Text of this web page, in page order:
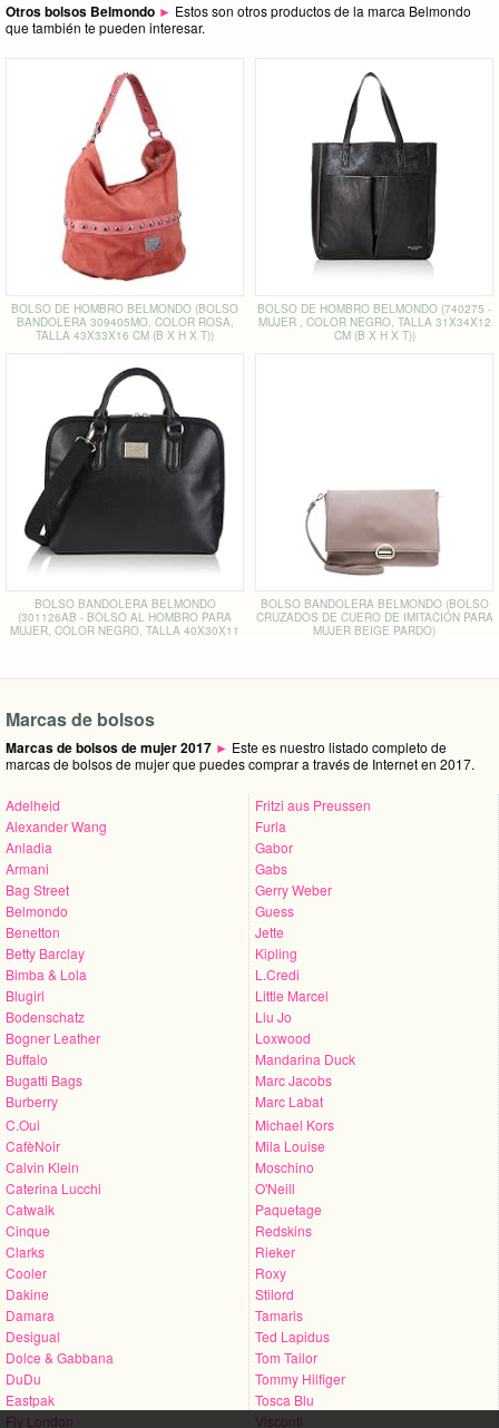
Otros bolsos Belmondo ► Estos son otros productos de la marca Belmondo
que también te pueden interesar.
BOLSO DE HOMBRO BELMONDO (BOLSO
BANDOLERA 309405MO, COLOR ROSA,
TALLA 43X33X16 CM (B X H X T))
BOLSO DE HOMBRO BELMONDO (740275 -
MUJER , COLOR NEGRO, TALLA 31X34X12
CM (B X H X T))
BOLSO BANDOLERA BELMONDO
(301126AB - BOLSO AL HOMBRO PARA
MUJER, COLOR NEGRO, TALLA 40X30X11
BOLSO BANDOLERA BELMONDO (BOLSO
CRUZADOS DE CUERO DE IMITACIÓN PARA
MUJER BEIGE PARDO)
Marcas de bolsos
Marcas de bolsos de mujer 2017 ► Este es nuestro listado completo de
marcas de bolsos de mujer que puedes comprar a través de Internet en 2017.
Adelheid
Alexander Wang
Anladia
Armani
Bag Street
Belmondo
Benetton
Betty Barclay
Bimba & Lola
Blugirl
Bodenschatz
Bogner Leather
Buffalo
Bugatti Bags
Burberry
C.Oui
CafèNoir
Calvin Klein
Caterina Lucchi
Catwalk
Cinque
Clarks
Cooler
Dakine
Damara
Desigual
Dolce & Gabbana
DuDu
Eastpak
Fly London
Fritzi aus Preussen
Furla
Gabor
Gabs
Gerry Weber
Guess
Jette
Kipling
L.Credi
Little Marcel
Liu Jo
Loxwood
Mandarina Duck
Marc Jacobs
Marc Labat
Michael Kors
Mila Louise
Moschino
O'Neill
Paquetage
Redskins
Rieker
Roxy
Stilord
Tamaris
Ted Lapidus
Tom Tailor
Tommy Hilfiger
Tosca Blu
Visconti